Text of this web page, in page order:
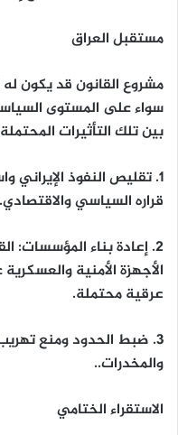
مستقبل العراق
مشروع القانون قد يكون
سواء على المستوى
بين تلك التأثيرات
1. تقليص النفوذ الإيراني
قراره السياسي والاقتصادي.
2. إعادة بناء المؤسسات:
الأجهزة الأمنية
عرقية محتملة.
3. ضبط الحدود ومنع
والمخدرات..
الاستقراءالختامي